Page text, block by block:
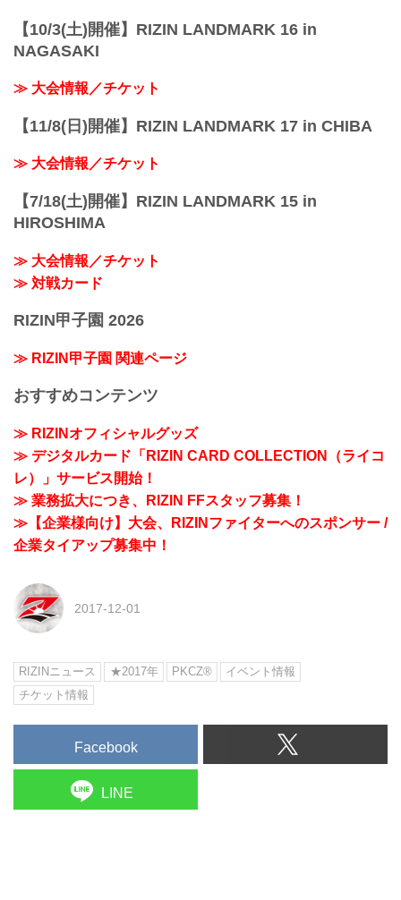
【10/3(土)開催】RIZIN LANDMARK 16 in
NAGASAKI
≫ 大会情報／チケット
【11/8(日)開催】RIZIN LANDMARK 17 in CHIBA
≫ 大会情報／チケット
【7/18(土)開催】RIZIN LANDMARK 15 in
HIROSHIMA
≫ 大会情報／チケット
≫ 対戦カード
RIZIN甲子園 2026
≫ RIZIN甲子園 関連ページ
おすすめコンテンツ
≫ RIZINオフィシャルグッズ
≫ デジタルカード「RIZIN CARD COLLECTION（ライコ
レ）」サービス開始！
≫ 業務拡大につき、RIZIN FFスタッフ募集！
≫【企業様向け】大会、RIZINファイターへのスポンサー /
企業タイアップ募集中！
2017-12-01
RIZINニュース ★2017年 PKCZ®
イベント情報
チケット情報
Facebook
LINE